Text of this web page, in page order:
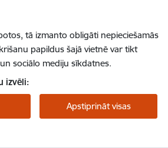
tā izmanto obligāti nepieciešamās
papildus šajā vietnē var tikt
sociālo mediju sīkdatnes.
izvēli:
Apstiprināt visas